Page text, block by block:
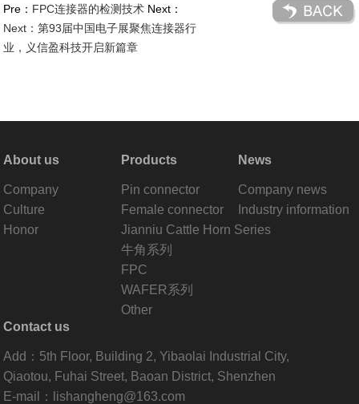
Pre： FPC连接器的检测技术 Next：
Next：第93届中国电子展聚焦连接器行
业，义信盈科技开启新篇章
About us
Company
Culture
Honor
Products
Pin connector
Female connector
Jianniu Cattle Horn Series
牛角系列
FPC
WAFER系列
Other
News
Company news
Industry information
Contact us
Add：5th Floor, Building 2, Yibaolai Industrial City,
Qiaotou, Fuhai Street, Baoan District, Shenzhen
E-mail：lishangheng@163.com